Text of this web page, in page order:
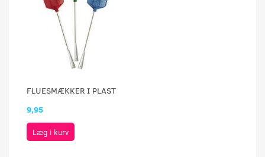
FLUESMÆKKER I PLAST
9,95
Læg i kurv